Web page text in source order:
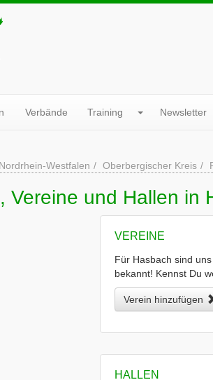
Verbände Training Newsletter
Nordrhein-Westfalen Oberbergischer Kreis
Vereine und Hallen in
VEREINE
Für Hasbach sind
bekannt! Kennst Du
Verein hinzufügen
HALLEN